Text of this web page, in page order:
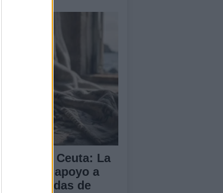
en Ceuta: La
entre el apoyo a
demandas de